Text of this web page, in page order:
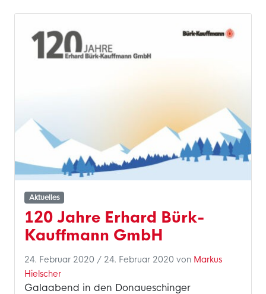
Aktuelles
120 Jahre Erhard Bürk-
Kauffmann GmbH
24. Februar 2020 / 24. Februar 2020 von Markus
Hielscher
Galaabend in den Donaueschinger